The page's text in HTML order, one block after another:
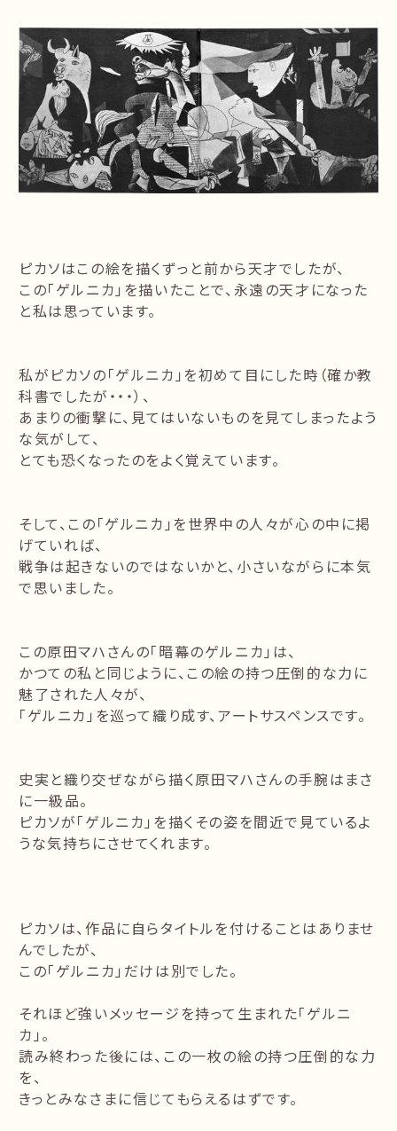
ピカソはこの絵を描くずっと前から天才でしたが、
この「ゲルニカ」を描いたことで、永遠の天才になった
と私は思っています。
私がピカソの「ゲルニカ」を初めて目にした時（確か教
科書でしたが・・・）、
あまりの衝撃に、見てはいないものを見てしまったよう
な気がして、
とても恐くなったのをよく覚えています。
そして、この「ゲルニカ」を世界中の人々が心の中に掲
げていれば、
戦争は起きないのではないかと、小さいながらに本気
で思いました。
この原田マハさんの「暗幕のゲルニカ」は、
かつての私と同じように、この絵の持つ圧倒的な力に
魅了された人々が、
「ゲルニカ」を巡って織り成す、アートサスペンスです。
史実と織り交ぜながら描く原田マハさんの手腕はまさ
に一級品。
ピカソが「ゲルニカ」を描くその姿を間近で見ているよ
うな気持ちにさせてくれます。
ピカソは、作品に自らタイトルを付けることはありませ
んでしたが、
この「ゲルニカ」だけは別でした。
それほど強いメッセージを持って生まれた「ゲルニ
カ」。
読み終わった後には、この一枚の絵の持つ圧倒的な力
を、
きっとみなさまに信じてもらえるはずです。